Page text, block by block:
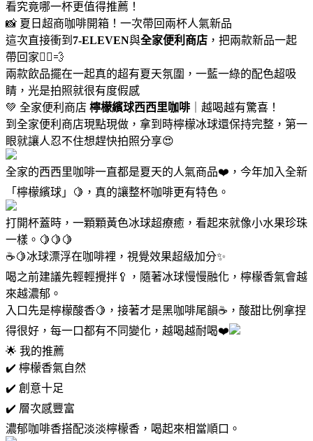
看究竟哪一杯更值得推薦！
📸 夏日超商咖啡開箱！一次帶回兩杯人氣新品
這次直接衝到 7-ELEVEN與全家便利商店 ，把兩款新品一起
帶回家🏃‍♀️💨
兩款飲品擺在一起真的超有夏天氛圍，一藍一綠的配色超吸
睛，光是拍照就很有度假感
💚 全家便利商店 檸檬繽球西西里咖啡 ｜越喝越有驚喜！
到全家便利商店現點現做，拿到時檸檬冰球還保持完整，第一
眼就讓人忍不住想趕快拍照分享😍
全家的西西里咖啡一直都是夏天的人氣商品❤️，今年加入全新
「檸檬繽球」🍋，真的讓整杯咖啡更有特色。
打開杯蓋時，一顆顆黃色冰球超療癒，看起來就像小水果珍珠
一樣。🍋🍋🍋
☕🍋冰球漂浮在咖啡裡，視覺效果超級加分✨
喝之前建議先輕輕攪拌🥄，隨著冰球慢慢融化，檸檬香氣會越
來越濃郁。
入口先是檸檬酸香🍋，接著才是黑咖啡尾韻☕，酸甜比例拿捏
得很好，每一口都有不同變化，越喝越耐喝❤️
🌟 我的推薦
✔️ 檸檬香氣自然
✔️ 創意十足
✔️ 層次感豐富
濃郁咖啡香搭配淡淡檸檬香，喝起來相當順口。